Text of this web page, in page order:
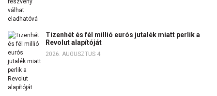
Tizenhét és fél millió eurós jutalék miatt perlik a
Revolut alapítóját
2026. AUGUSZTUS 4.